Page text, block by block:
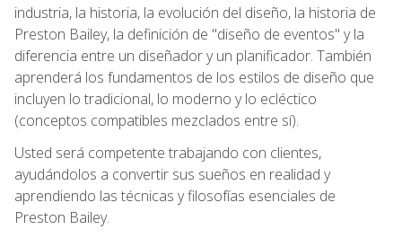
industria, la historia, la evolución del diseño, la historia de
Preston Bailey, la definición de "diseño de eventos" y la
diferencia entre un diseñador y un planificador. También
aprenderá los fundamentos de los estilos de diseño que
incluyen lo tradicional, lo moderno y lo ecléctico
(conceptos compatibles mezclados entre sí).
Usted será competente trabajando con clientes,
ayudándolos a convertir sus sueños en realidad y
aprendiendo las técnicas y filosofías esenciales de
Preston Bailey.